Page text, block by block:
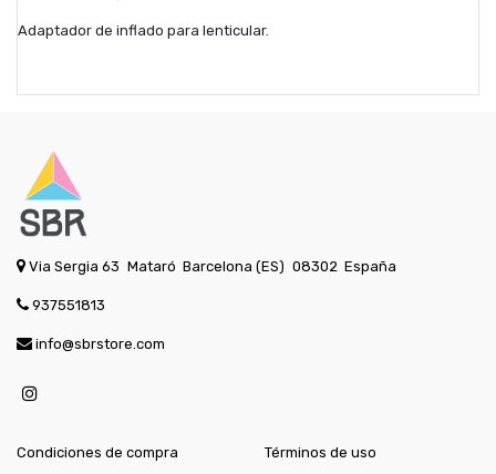
Adaptador de inflado para lenticular.
Via Sergia 63 Mataró Barcelona (ES) 08302 España
937551813
info@sbrstore.com
Condiciones de compra Términos de uso